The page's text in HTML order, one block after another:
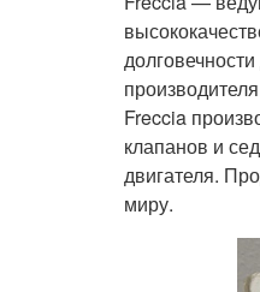
Freccia
клапанов и
двигателя.
миру.